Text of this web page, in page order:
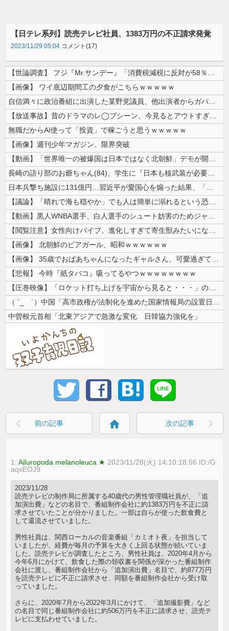
【日テレ系列】読売テレビ社員、1383万円の不正請求発覚
2023/11/29 05:04 コメント(17)
【世論調査】 フジ『Mr.サンデー』「消費税減税に反対が58％で賛成を...
【画像】 ワイ底辺期間工の夕食がこちらｗｗｗｗｗ
自信満々に政治番組に出演した某野党議員、他出演者からガバっぷりを指摘さ...
【放送事故】昔のドラマのレ◯プシーン、今見るとアウトすぎる・・・
無職だからAI使って「投資」で稼ごうと思うｗｗｗｗｗ
【画像】週刊少年マガジン、限界突破
【動画】「世界唯一の被爆国は日本ではなく北朝鮮」デモが開催される
長崎の語り部のお爺ちゃん(84)、学生に『日本も核武装が必要』と言われ...
日本兵撃ち施設に131億円…習近平が愛国心を煽った結果、「抗日テーマパ...
【議論】「晴れで海も穏やか」でも人は簡単に溺れるという恐怖……高齢者の...
【動画】黒人WNBA選手、白人選手のシュート妨害のためジャンピング・ネ...
【閲覧注意】女性向けバイブ、進化しすぎて寄生獣みたいになってしまう・・...
【画像】 北朝鮮のビアガール、昭和ｗｗｗｗｗｗ
【画像】 35歳でおばあちゃんになったギャルさん、可愛過ぎて嫉妬不可避...
【悲報】 今時『紙タバコ』吸ってるやつｗｗｗｗｗｗｗｗ
【圧巻映像】「ロケット打ち上げを宇宙から見ると・・・」の動画が衝撃的
（ ´_ゝ`）中国「高市政権が法制化を進めた国家情報局の設置日が7月3...
中曽根元首相「北東アジアで急激な変化 日韓協力強化を」
前の記事 home 次の記事
1:Ailuropoda melanoleuca ★ 2023/11/28(火) 14:10:18.56 ID:/G
aqxEOJ9
2023/11/28
読売テレビの制作局に所属する40歳代の男性管理職社員が、「追
加演出費」などの名目で、番組制作会社に約1383万円を不正に請
求させていたことが分かりました。一部は自らが使った飲食費と
して還流させていました。
男性社員は、関西ローカルの音楽番組「カミオト夜」を担当して
いましたが、経費が毎月の予算を大きく上回る状態が続いていま
した。読売テレビが調査したところ、男性社員は、2020年4月から
今年6月にかけて、飲食した際の領収書を関係が深かった番組制作
会社に渡し、番組制作会社から「追加演出費」名目で、約877万円
を読売テレビに不正に請求させ、同額を番組制作会社から受け取
っていました。
さらに、2020年7月から2022年3月にかけて、「追加撮影費」など
の名目で同じ番組制作会社に約506万円を不正に請求させ、読売テ
レビに支払わせていました。